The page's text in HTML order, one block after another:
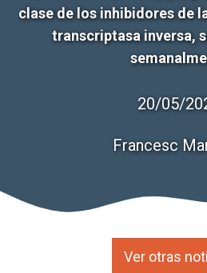
clase de los inhibidores de
transcriptasa inversa,
20/05/
Francesc
Ver otras